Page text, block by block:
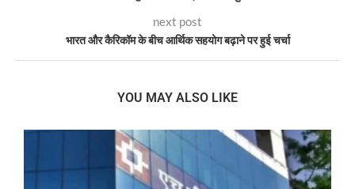
next post
भारत और कैरिकॉम के बीच आर्थिक सहयोग बढ़ाने पर हुई चर्चा
YOU MAY ALSO LIKE